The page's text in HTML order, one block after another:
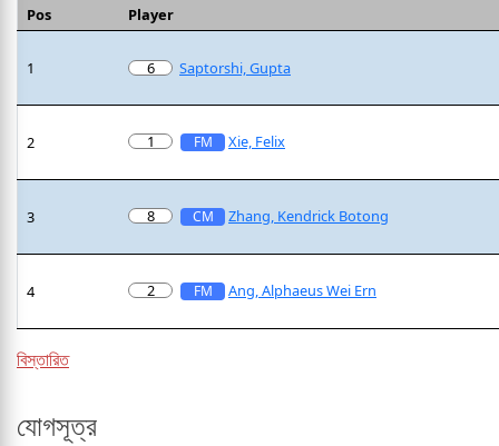
Pos Player
1 6 Saptorshi, Gupta
2 1 FM Xie, Felix
3 8 CM Zhang, Kendrick Botong
4 2 FM Ang, Alphaeus Wei Ern
বিস্তারিত
যোগসূত্র